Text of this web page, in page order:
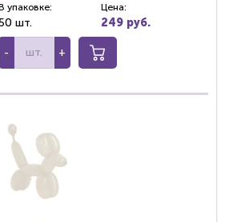
упаковке:
шт.
Цена:
249 руб.
- +